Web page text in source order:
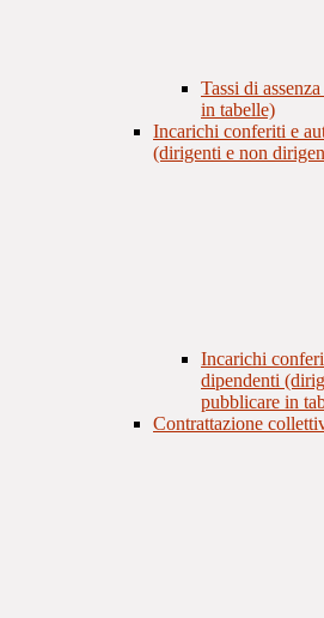
Tassi di
in tabelle)
Incarichi conferiti e
(dirigenti e non
Incarichi
dipendenti
pubblicare in
Contrattazione